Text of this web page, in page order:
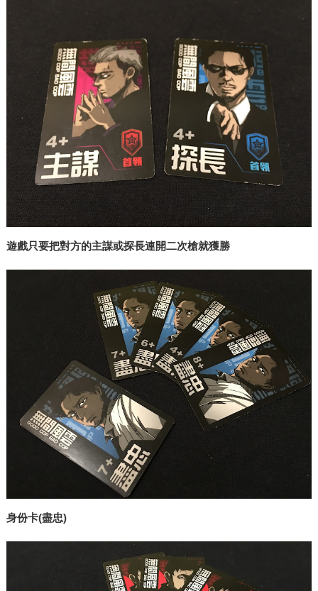
遊戲只要把對方的主謀或探長連開二次槍就獲勝
身份卡(盡忠)